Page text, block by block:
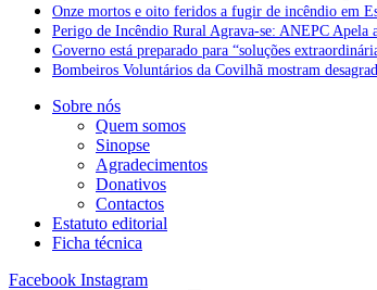
Onze mortos e oito feridos a fugir de incêndio em
Perigo de Incêndio Rural Agrava-se: ANEPC Apela
Governo está preparado para “soluções
Bombeiros Voluntários da Covilhã mostram
Sobre nós
Quem somos
Sinopse
Agradecimentos
Donativos
Contactos
Estatuto editorial
Ficha técnica
Facebook Instagram